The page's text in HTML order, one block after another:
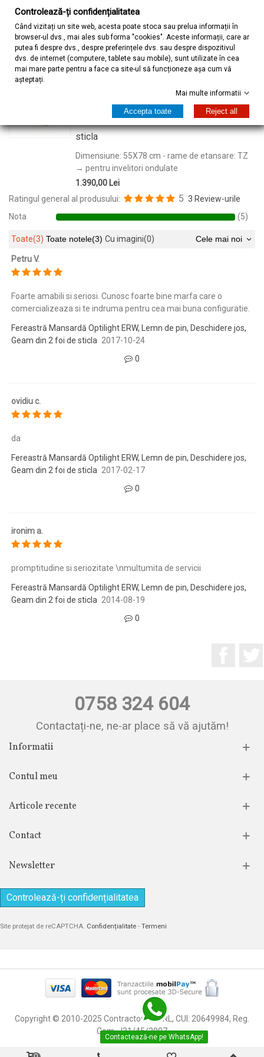
Acasa Review-uri
de pin, Deschidere jos, Geam din 2 foi de
sticla
Dimensiune: 55X78 cm - rame de etansare: TZ
→ pentru invelitori ondulate
1.390,00 Lei
Ratingul general al produsului:
5 3 Review-urile
Nota
(5)
Toate(3) Toate notele(3) Cu imagini(0) Cele mai noi
Petru V.
Foarte amabili si seriosi. Cunosc foarte bine marfa care o
comercializeaza si te indruma pentru cea mai buna configuratie.
Fereastră Mansardă Optilight ERW, Lemn de pin, Deschidere jos,
Geam din 2 foi de sticla 2017-10-24
0
ovidiu c.
da
Fereastră Mansardă Optilight ERW, Lemn de pin, Deschidere jos,
Geam din 2 foi de sticla 2017-02-17
0
ironim a.
promptitudine si seriozitate \nmultumita de servicii
Fereastră Mansardă Optilight ERW, Lemn de pin, Deschidere jos,
Geam din 2 foi de sticla 2014-08-19
0
0758 324 604
Contactați-ne, ne-ar place să vă ajutăm!
Informatii
Contul meu
Articole recente
Contact
Newsletter
Controlează-ți confidențialitatea
Site protejat de reCAPTCHA. Confidențialitate - Termeni
Contactează-ne pe WhatsApp!
Copyright © 2010-2025 Contractor 3C SRL, CUI: 20649984, Reg.
Com. J31/45/2007
Controlează-ți confidențialitatea
Când vizitați un site web, acesta poate stoca sau prelua informații în
browser-ul dvs., mai ales sub forma "cookies". Aceste informații, care ar
putea fi despre dvs., despre preferințele dvs. sau despre dispozitivul
dvs. de internet (computere, tablete sau mobile), sunt utilizate în cea
mai mare parte pentru a face ca site-ul să funcționeze așa cum vă
așteptați.
Mai multe informatii
Accepta toate Reject all